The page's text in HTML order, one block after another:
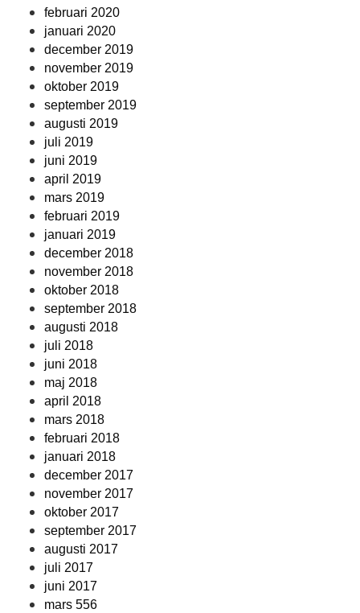
februari 2020
januari 2020
december 2019
november 2019
oktober 2019
september 2019
augusti 2019
juli 2019
juni 2019
april 2019
mars 2019
februari 2019
januari 2019
december 2018
november 2018
oktober 2018
september 2018
augusti 2018
juli 2018
juni 2018
maj 2018
april 2018
mars 2018
februari 2018
januari 2018
december 2017
november 2017
oktober 2017
september 2017
augusti 2017
juli 2017
juni 2017
mars 556